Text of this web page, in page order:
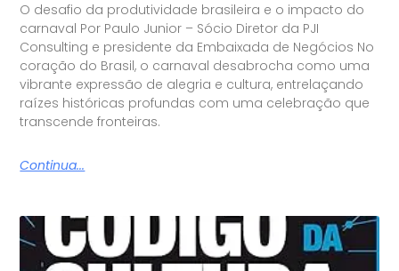
O desafio da produtividade brasileira e o impacto do
carnaval Por Paulo Junior – Sócio Diretor da PJI
Consulting e presidente da Embaixada de Negócios No
coração do Brasil, o carnaval desabrocha como uma
vibrante expressão de alegria e cultura, entrelaçando
raízes históricas profundas com uma celebração que
transcende fronteiras.
Continua...